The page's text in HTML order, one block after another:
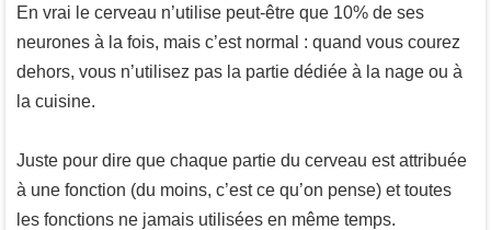
En vrai le cerveau n’utilise peut-être que 10% de ses
neurones à la fois, mais c’est normal : quand vous courez
dehors, vous n’utilisez pas la partie dédiée à la nage ou à
la cuisine.
Juste pour dire que chaque partie du cerveau est attribuée
à une fonction (du moins, c’est ce qu’on pense) et toutes
les fonctions ne jamais utilisées en même temps.